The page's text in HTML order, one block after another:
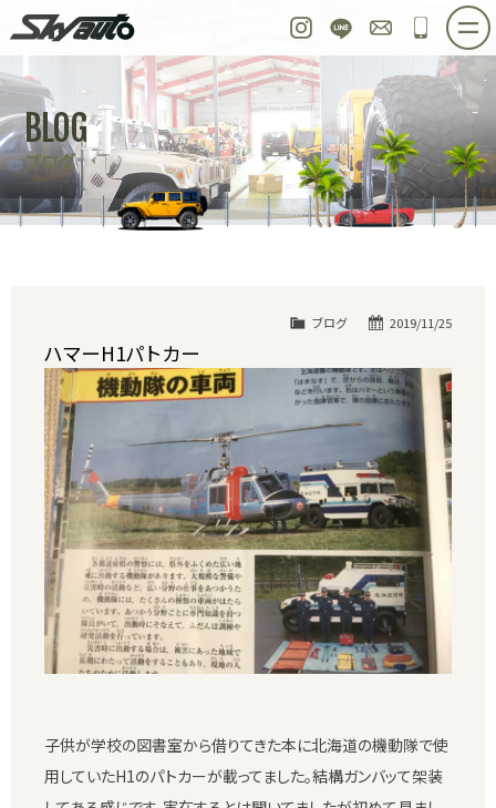
Instagram
LINE お問い合わせ
048-
ホーム 在庫車情報 ご購入プラン
整備作業実例 パーツ販売 買取＆オーダー
店舗紹介 工場紹介 会社概要
スタッフ紹介 求人情報 公式ブログ
BLOG
ブログ
2019/11/25
ブログ
ハマーH1パトカー
子供が学校の図書室から借りてきた本に北海道の機動隊で使
用していたH1のパトカーが載ってました。結構ガンバッて架装